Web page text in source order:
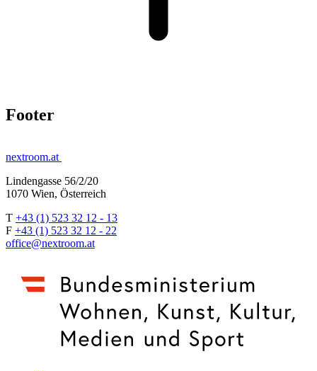
Footer
nextroom.at
Lindengasse 56/2/20
1070 Wien, Österreich
T +43 (1) 523 32 12 - 13
F +43 (1) 523 32 12 - 22
office@nextroom.at